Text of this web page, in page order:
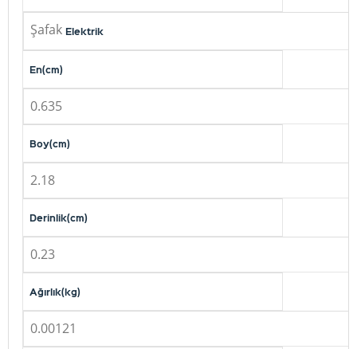
Şafak Elektrik
En(cm)
0.635
Boy(cm)
2.18
Derinlik(cm)
0.23
Ağırlık(kg)
0.00121